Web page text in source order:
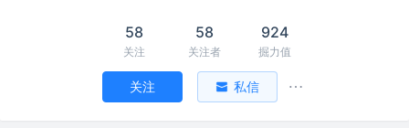
58
关注
58
关注者
924
掘力值
关注 私信